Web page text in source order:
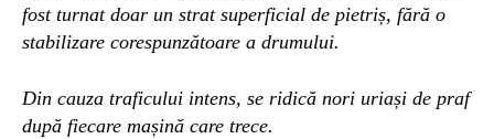
fost turnat doar un strat superficial de pietriș, fără o
stabilizare corespunzătoare a drumului.
Din cauza traficului intens, se ridică nori uriași de praf
după fiecare mașină care trece.